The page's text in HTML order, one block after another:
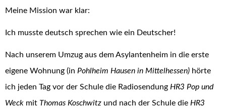
Meine Mission war klar:
Ich musste deutsch sprechen wie ein Deutscher!
Nach unserem Umzug aus dem Asylantenheim in die erste
eigene Wohnung (in Pohlheim Hausen in Mittelhessen) hörte
ich jeden Tag vor der Schule die Radiosendung HR3 Pop und
Weck mit Thomas Koschwitz und nach der Schule die HR3